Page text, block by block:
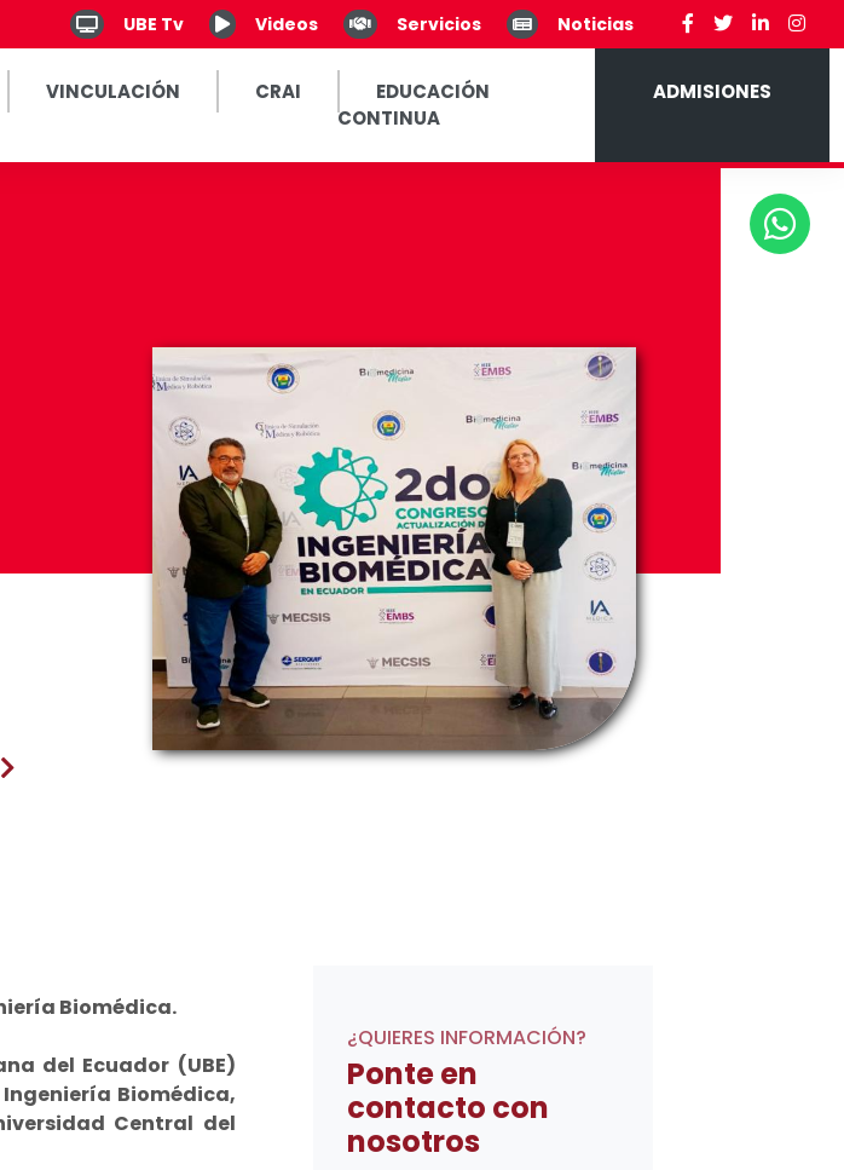
UBE Tv Videos Servicios Noticias
VINCULACIÓN CRAI
EDUCACIÓN
CONTINUA
ADMISIONES
Biomédica.
del Ecuador (UBE)
Biomédica,
Central del
¿QUIERES INFORMACIÓN?
Ponte en
contacto con
nosotros